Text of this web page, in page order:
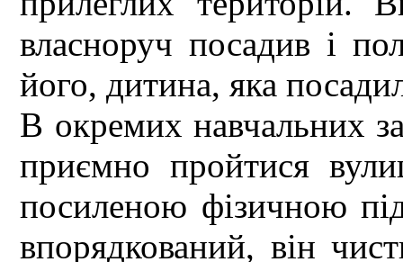
власноруч посадив і
його, дитина, яка
В окремих навчальних
приємно пройтися
посиленою фізичною
впорядкований, він